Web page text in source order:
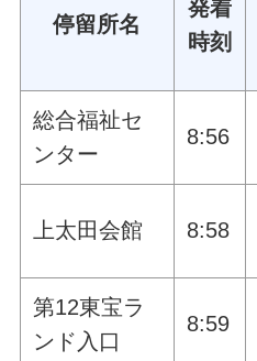
停留所名
発着
時刻
総合福祉セ
ンター
8:56
上太田会館 8:58
第12東宝ラ
ンド入口
8:59